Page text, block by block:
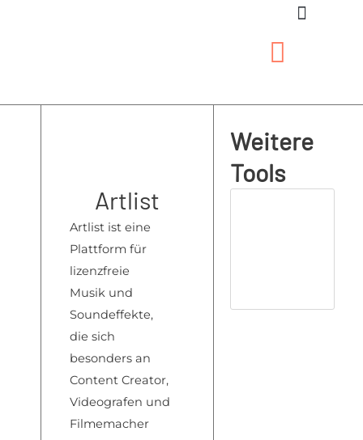
Artlist
Artlist ist eine
Plattform für
lizenzfreie
Musik und
Soundeffekte,
die sich
besonders an
Content Creator,
Videografen und
Filmemacher
Weitere
Tools